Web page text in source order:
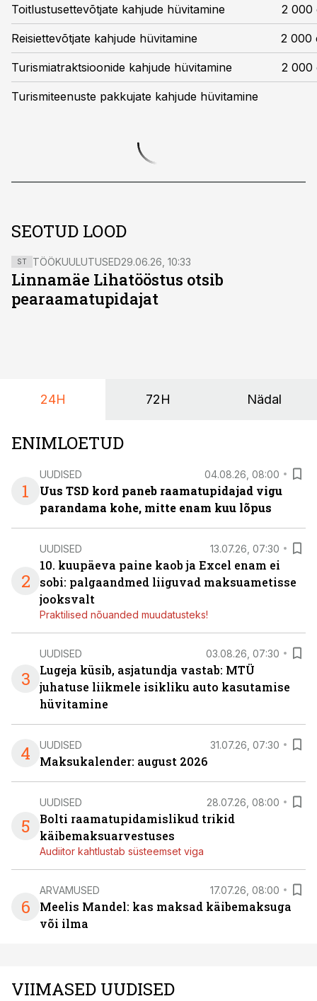
Toitlustusettevõtjate kahjude hüvitamine 2 000
Reisiettevõtjate kahjude hüvitamine 2 000
Turismiatraktsioonide kahjude hüvitamine 2 000
Turismiteenuste pakkujate kahjude hüvitamine
SEOTUD LOOD
ST TÖÖKUULUTUSED29.06.26, 10:33
Linnamäe Lihatööstus otsib
pearaamatupidajat
24H 72H Nädal
ENIMLOETUD
1
UUDISED 04.08.26, 08:00
Uus TSD kord paneb raamatupidajad vigu
parandama kohe, mitte enam kuu lõpus
2
UUDISED 13.07.26, 07:30
10. kuupäeva paine kaob ja Excel enam ei
sobi: palgaandmed liiguvad maksuametisse
jooksvalt
Praktilised nõuanded muudatusteks!
3
UUDISED 03.08.26, 07:30
Lugeja küsib, asjatundja vastab: MTÜ
juhatuse liikmele isikliku auto kasutamise
hüvitamine
4 UUDISED 31.07.26, 07:30
Maksukalender: august 2026
5
UUDISED 28.07.26, 08:00
Bolti raamatupidamislikud trikid
käibemaksuarvestuses
Audiitor kahtlustab süsteemset viga
6
ARVAMUSED 17.07.26, 08:00
Meelis Mandel: kas maksad käibemaksuga
või ilma
VIIMASED UUDISED